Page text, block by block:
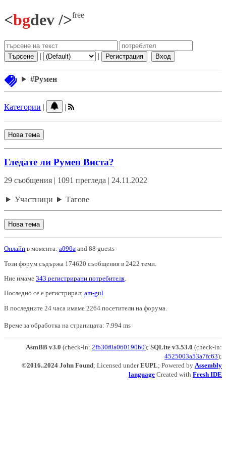
<bgdev />free
Търсене | | Регистрация Вход
#Румен
Категории | |
Нова тема
Гледате ли Румен Виста?
29 съобщения | 1091 прегледа | 24.11.2022
Участници Тагове
Нова тема
Онлайн в момента: a090a and 88 guests
Този форум съдържа 174620 съобщения в 2422 теми.
Ние имаме 343 регистрирани потребителя
Последно се е регистрирал: am-gul
В последните 24 часа имаме 2264 посетители на форума.
Време за обработка на страницата: 7.994 ms
AsmBB v3.0 (check-in: 2fb30f0a060190b0); SQLite v3.53.0 (check-in:
4525003a53a7fc63);
©2016..2024 John Found; Licensed underEUPL; Powered by Assembly
language Created with Fresh IDE